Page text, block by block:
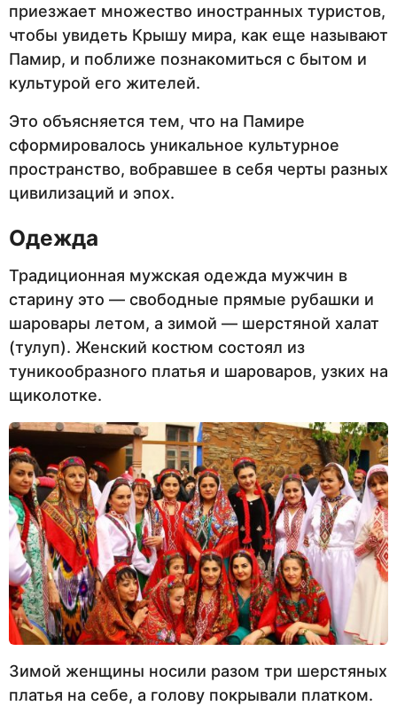
приезжает множество иностранных туристов,
чтобы увидеть Крышу мира, как еще называют
Памир, и поближе познакомиться с бытом и
культурой его жителей.
Это объясняется тем, что на Памире
сформировалось уникальное культурное
пространство, вобравшее в себя черты разных
цивилизаций и эпох.
Одежда
Традиционная мужская одежда мужчин в
старину это — свободные прямые рубашки и
шаровары летом, а зимой — шерстяной халат
(тулуп). Женский костюм состоял из
туникообразного платья и шароваров, узких на
щиколотке.
Зимой женщины носили разом три шерстяных
платья на себе, а голову покрывали платком.